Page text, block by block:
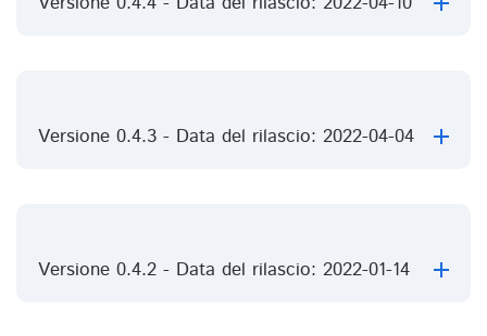
Versione 0.4.3 - Data del rilascio: 2022-04-04
Versione 0.4.2 - Data del rilascio: 2022-01-14